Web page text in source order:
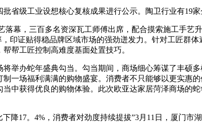
级工业设想核心复核成果进行公示。陶卫行业有19家
幕，三百多名资深瓦工师傅出席，配合摸索施工手艺
印证贴得稳品牌区域市场的强劲迸发力。针对工匠群
帮工匠控制高难度基面处置技巧。
办蛇年盛典勾当。勾当期间，商场细心筹谋了丰硕
一场福利满满的购物盛宴。消费者不只能够以更实惠
中获得优良的购物体验。此次欧亚达家居菏泽商场的
17。4%，消费者对劲度持续提拔”3月11日，厦门市